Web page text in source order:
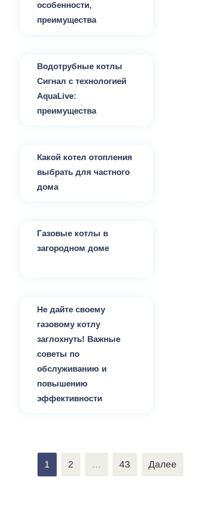
особенности,
преимущества
Водотрубные котлы
Сигнал с технологией
AquaLive:
преимущества
Какой котел отопления
выбрать для частного
дома
Газовые котлы в
загородном доме
Не дайте своему
газовому котлу
заглохнуть! Важные
советы по
обслуживанию и
повышению
эффективности
Пагинация
записей
1 2 … 43 Далее